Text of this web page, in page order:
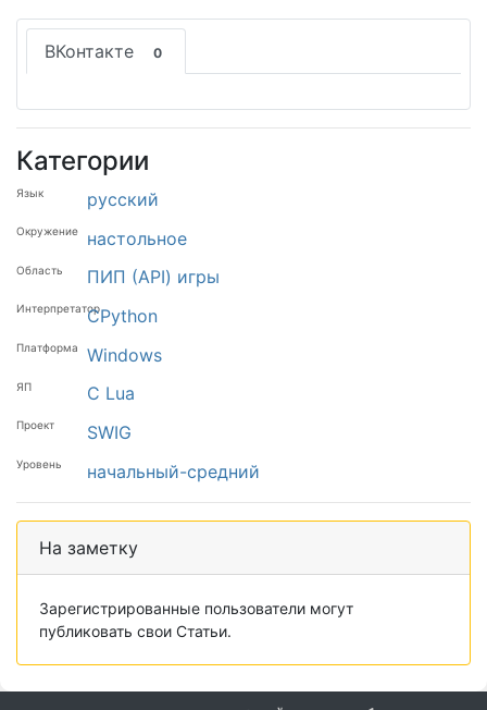
ВКонтакте 0
Категории
Язык русский
Окружение настольное
Область ПИП (API) игры
ИнтерпретаторCPython
Платформа Windows
ЯП C Lua
Проект SWIG
Уровень начальный-средний
На заметку
Зарегистрированные пользователи могут
публиковать свои Статьи.